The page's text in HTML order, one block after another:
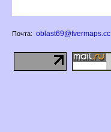
Почта: oblast69@tvermaps.cc